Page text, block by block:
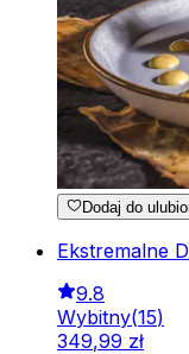
Dodaj do
Ekstremalne
9.8
Wybitny(15)
349,99 zł